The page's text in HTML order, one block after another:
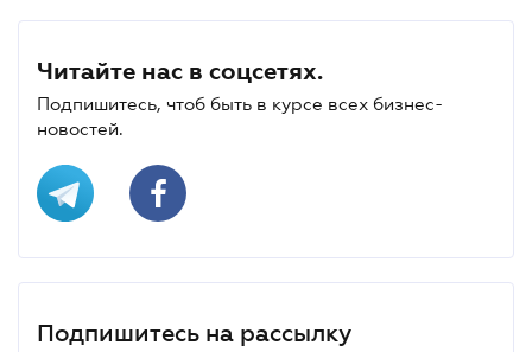
Читайте нас в соцсетях.
Подпишитесь, чтоб быть в курсе всех бизнес-
новостей.
Подпишитесь на рассылку